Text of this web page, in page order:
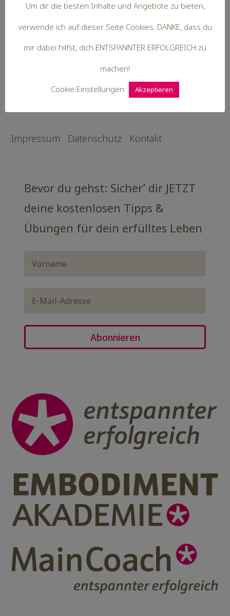
ich bin Steffi. Mit mir als Coach =
Kutscher kommst du leichter ans Ziel.
Du bist ENTSPANNTER ERFOLGREICH
und lebst dein erfülltes Leben.
Impressum Datenschutz Kontakt
Bevor du gehst: Sicher’ dir JETZT
deine kostenlosen Tipps &
Übungen für dein erfülltes Leben
Abonnieren
Um dir die besten Inhalte und Angebote zu bieten,
verwende ich auf dieser Seite Cookies. DANKE, dass du
mir dabei hilfst, dich ENTSPANNTER ERFOLGREICH zu
machen!
Cookie Einstellungen Akzeptieren